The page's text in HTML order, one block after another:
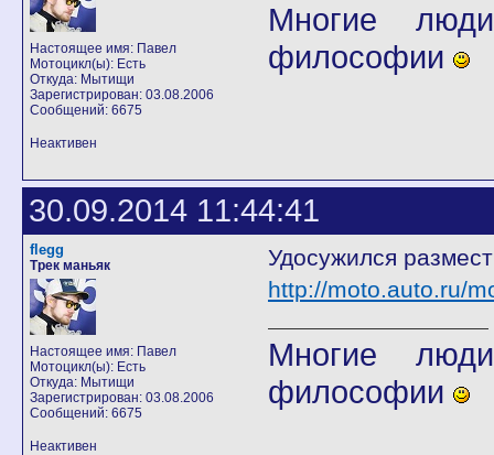
Настоящее имя: Павел
Мотоцикл(ы): Есть
Откуда: Мытищи
Зарегистрирован: 03.08.2006
Сообщений: 6675
Многие
философии
Неактивен
30.09.2014 11:44:41
flegg
Трек маньяк
Настоящее имя: Павел
Мотоцикл(ы): Есть
Откуда: Мытищи
Зарегистрирован: 03.08.2006
Сообщений: 6675
Удосужился
http://moto.auto.ru/
Многие
философии
Неактивен